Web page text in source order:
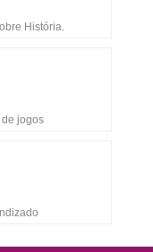
História.
jogos